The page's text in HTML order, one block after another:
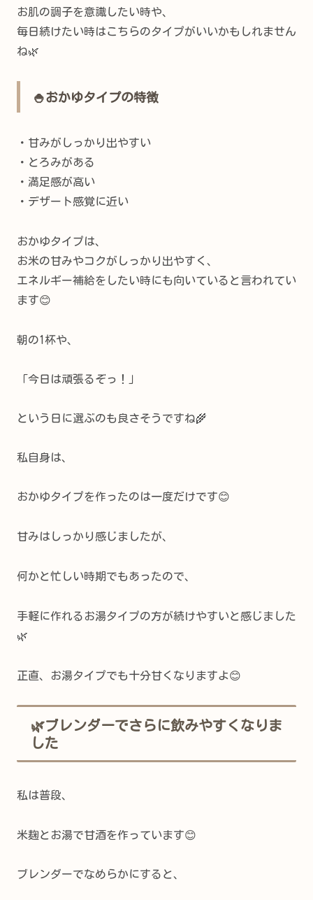
お肌の調子を意識したい時や、
毎日続けたい時はこちらのタイプがいいかもしれません
ね🌿
🍚おかゆタイプの特徴
・甘みがしっかり出やすい
・とろみがある
・満足感が高い
・デザート感覚に近い
おかゆタイプは、
お米の甘みやコクがしっかり出やすく、
エネルギー補給をしたい時にも向いていると言われてい
ます😊
朝の1杯や、
「今日は頑張るぞっ！」
という日に選ぶのも良さそうですね🌾
私自身は、
おかゆタイプを作ったのは一度だけです😊
甘みはしっかり感じましたが、
何かと忙しい時期でもあったので、
手軽に作れるお湯タイプの方が続けやすいと感じました
🌿
正直、お湯タイプでも十分甘くなりますよ😊
🌿ブレンダーでさらに飲みやすくなりま
した
私は普段、
米麹とお湯で甘酒を作っています😊
ブレンダーでなめらかにすると、